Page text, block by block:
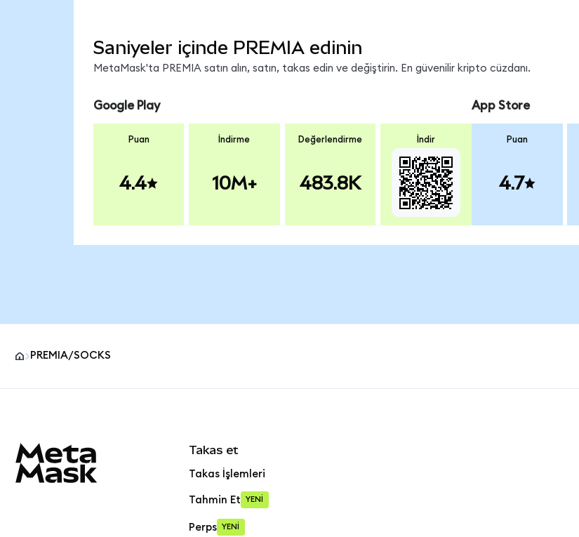
Saniyeler içinde PREMIA edinin
MetaMask'ta PREMIA satın alın, satın, takas edin ve değiştirin. En güvenilir kripto cüzdanı.
Google Play
Puan
4.4
İndirme
10M+
Değerlendirme
483.8K
İndir
App Store
Puan
4.7
PREMIA/SOCKS
Takas et
Takas İşlemleri
Tahmin Et YENİ
Perps YENİ